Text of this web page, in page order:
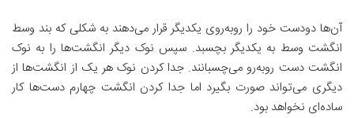
آن‌ها دودست خود را روبه‌روی یکدیگر قرار می‌دهند به شکلی که بند وسط
انگشت وسط به یکدیگر بچسبد. سپس نوک دیگر انگشت‌ها را به نوک
انگشت دست روبه‌رو می‌چسبانند. جدا کردن نوک هر یک از انگشت‌ها از
دیگری می‌تواند صورت بگیرد اما جدا کردن انگشت چهارم دست‌ها کار
ساده‌ای نخواهد بود.